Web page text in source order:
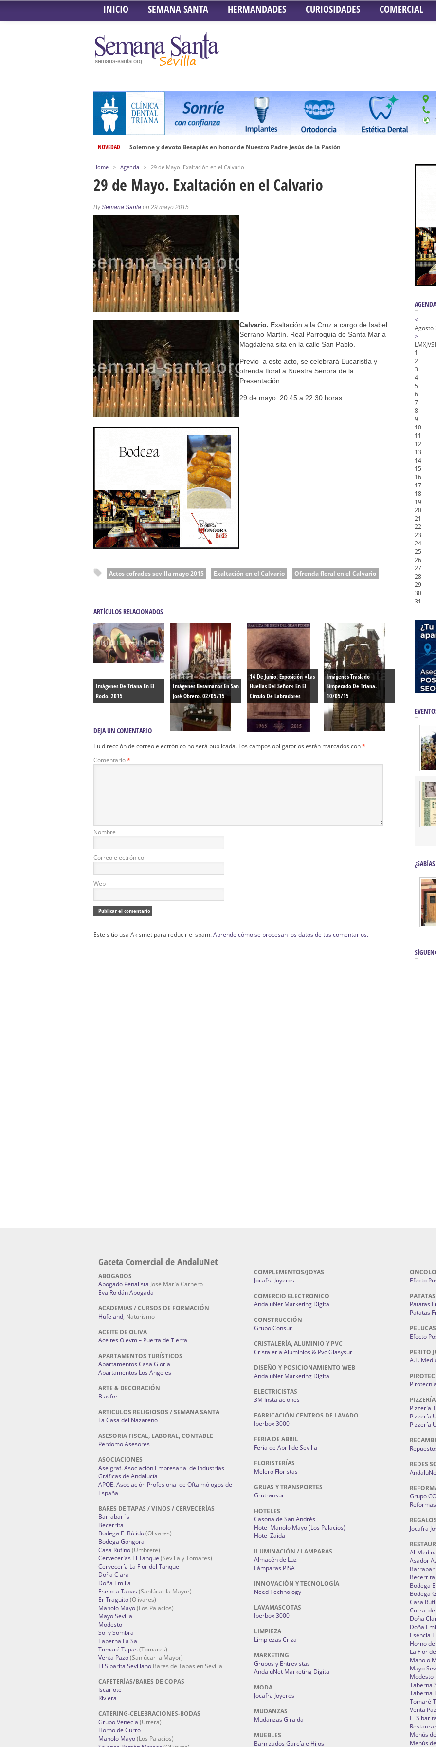
INICIO SEMANA SANTA HERMANDADES CURIOSIDADES COMERCIAL
NOVEDAD
Solemne y devoto Besapiés en honor de Nuestro Padre Jesús de la Pasión
Función de la Anunciación del Señor ante el paso de Nuestra Señora de la Encarnación Coronada –
Besamanos al Señor del Gran Poder de Sevilla
Solemne y devoto Besamanos en honor de María Santísima en su Soledad – San Lorenzo
Función Principal de Instituto a la Virgen del Valle
Besapié y Besamano en la Quinta Angustia
Gitanos: Besamanos del Señor de la Salud
Besamanos del Señor de la Divina Misericordia, Vía Crucis y Traslado – Siete Palabras
Home > Agenda > 29 de Mayo. Exaltación en el Calvario
29 de Mayo. Exaltación en el Calvario
BySemana Santa on 29 mayo 2015
Calvario. Exaltación a la Cruz a cargo de Isabel.
Serrano Martín. Real Parroquia de Santa María
Magdalena sita en la calle San Pablo.
Previo a este acto, se celebrará Eucaristía y
ofrenda floral a Nuestra Señora de la
Presentación.
29 de mayo. 20:45 a 22:30 horas
Actos cofrades sevilla mayo 2015 Exaltación en el Calvario Ofrenda floral en el Calvario
ARTÍCULOS RELACIONADOS
Imágenes De Triana En El
Rocío. 2015
Imágenes Besamanos En San
José Obrero. 02/05/15
14 De Junio. Exposición «Las
Huellas Del Señor» En El
Circulo De Labradores
Imágenes Traslado
Simpecado De Triana.
10/05/15
DEJA UN COMENTARIO
Tu dirección de correo electrónico no será publicada. Los campos obligatorios están marcados con*
Comentario*
Nombre
Correo electrónico
Web
Este sitio usa Akismet para reducir el spam.Aprende cómo se procesan los datos de tus comentarios.
<
Agosto
>
LMXJVS
1
2
3
4
5
6
7
8
9
10
11
12
13
14
15
16
17
18
19
20
21
22
23
24
25
26
27
28
29
30
31
Gaceta Comercial de AndaluNet
ABOGADOS
Abogado Penalista José María Carnero
Eva Roldán Abogada
ACADEMIAS / CURSOS DE FORMACIÓN
Hufeland, Naturismo
ACEITE DE OLIVA
Aceites Olevm – Puerta de Tierra
APARTAMENTOS TURÍSTICOS
Apartamentos Casa Gloria
Apartamentos Los Angeles
ARTE & DECORACIÓN
Blasfor
ARTICULOS RELIGIOSOS / SEMANA SANTA
La Casa del Nazareno
ASESORIA FISCAL, LABORAL, CONTABLE
Perdomo Asesores
ASOCIACIONES
Aseigraf. Asociación Empresarial de Industrias
Gráficas de Andalucía
APOE. Asociación Profesional de Oftalmólogos de
España
BARES DE TAPAS / VINOS / CERVECERÍAS
Barrabar´s
Becerrita
Bodega El Bólido(Olivares)
Bodega Góngora
Casa Rufino(Umbrete)
Cervecerías El Tanque (Sevilla y Tomares)
Cervecería La Flor del Tanque
Doña Clara
Doña Emilia
Esencia Tapas (Sanlúcar la Mayor)
Er Traguito(Olivares)
Manolo Mayo(Los Palacios)
Mayo Sevilla
Modesto
Sol y Sombra
Taberna La Sal
Tomaré Tapas (Tomares)
Venta Pazo(Sanlúcar la Mayor)
El Sibarita Sevillano Bares de Tapas en Sevilla
CAFETERÍAS/BARES DE COPAS
Iscariote
Riviera
CATERING-CELEBRACIONES-BODAS
Grupo Venecia (Utrera)
Horno de Curro
Manolo Mayo(Los Palacios)
COMPLEMENTOS/JOYAS
Jocafra Joyeros
COMERCIO ELECTRONICO
AndaluNet Marketing Digital
CONSTRUCCIÓN
Grupo Consur
CRISTALERÍA, ALUMINIO Y PVC
Cristaleria Aluminios & Pvc Glasysur
DISEÑO Y POSICIONAMIENTO WEB
AndaluNet Marketing Digital
ELECTRICISTAS
3M Instalaciones
FABRICACIÓN CENTROS DE LAVADO
Iberbox 3000
FERIA DE ABRIL
Feria de Abril de Sevilla
FLORISTERÍAS
Melero Floristas
GRUAS Y TRANSPORTES
Grutransur
HOTELES
Casona de San Andrés
Hotel Manolo Mayo (Los Palacios)
Hotel Zaida
ILUMINACIÓN / LAMPARAS
Almacén de Luz
Lámparas PISA
INNOVACIÓN Y TECNOLOGÍA
Need Technology
LAVAMASCOTAS
Iberbox 3000
LIMPIEZA
Limpiezas Criza
MARKETING
Grupos y Entrevistas
AndaluNet Marketing Digital
MODA
Jocafra Joyeros
MUDANZAS
Mudanzas Giralda
MUEBLES
Barnizados García e Hijos
Efecto
Patatas
Patatas
PELUCAS
Efecto
PERITO
A.L.
Pizzería
Pizzería
Pizzería
REDES
Grupo
Jocafra
Al-
Asador
Becerrita
Bodega
Bodega
Casa
Corral
Doña
Doña
Esencia
Horno
La Flor
Manolo
Mayo
Modesto
Taberna
Taberna
Tomaré
Venta
El
Menús
Menús